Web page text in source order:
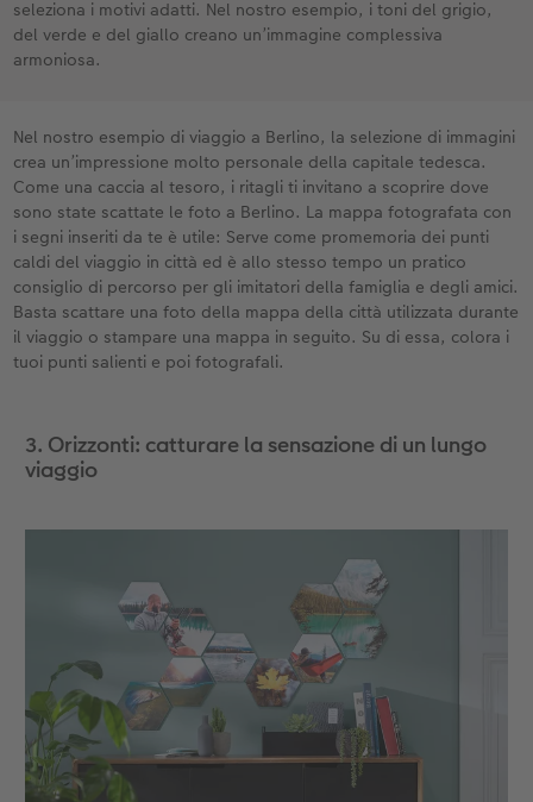
seleziona i motivi adatti. Nel nostro esempio, i toni del grigio,
del verde e del giallo creano un’immagine complessiva
armoniosa.
Nel nostro esempio di viaggio a Berlino, la selezione di immagini
crea un’impressione molto personale della capitale tedesca.
Come una caccia al tesoro, i ritagli ti invitano a scoprire dove
sono state scattate le foto a Berlino. La mappa fotografata con
i segni inseriti da te è utile: Serve come promemoria dei punti
caldi del viaggio in città ed è allo stesso tempo un pratico
consiglio di percorso per gli imitatori della famiglia e degli amici.
Basta scattare una foto della mappa della città utilizzata durante
il viaggio o stampare una mappa in seguito. Su di essa, colora i
tuoi punti salienti e poi fotografali.
3. Orizzonti: catturare la sensazione di un lungo
viaggio